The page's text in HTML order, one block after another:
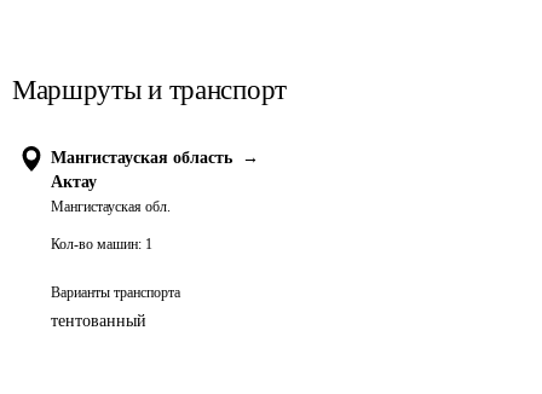
Маршруты и транспорт
Мангистауская область
→
Актау
Мангистауская обл.
Кол-во машин: 1
Варианты транспорта
тентованный